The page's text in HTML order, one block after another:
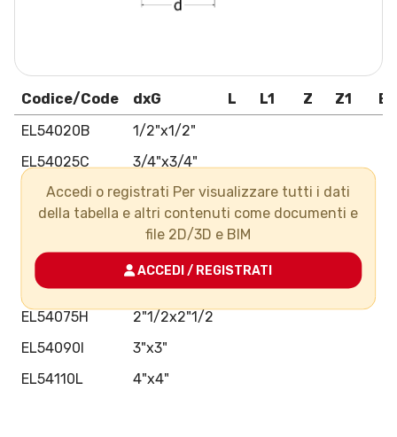
Codice/Code dxG L L1 Z Z1
E
EL54020B
1/2"x1/2"
EL54025C
3/4"x3/4"
EL54032D
1"x1"
EL54040E
1"1/4x1"1/4
EL54050F
1"1/2x1"1/2
EL54063G
2"x2"
EL54075H
2"1/2x2"1/2
EL54090I
3"x3"
EL54110L
4"x4"
Accedi o registrati Per visualizzare tutti i dati
della tabella e altri contenuti come documenti e
file 2D/3D e BIM
ACCEDI / REGISTRATI